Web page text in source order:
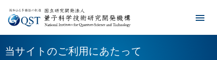
当サイトのご利用にあたって